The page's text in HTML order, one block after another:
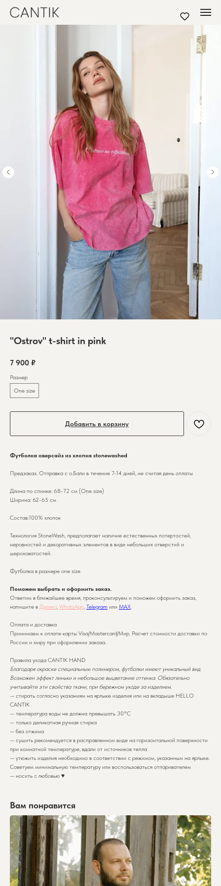
"Ostrov" t-shirt in pink
7 900 ₽
Размер
One size
Добавить в корзину
Футболка оверсайз из хлопка stonewashed
Предзаказ. Отправка с о.Бали в течение 7-14 дней, не считая день оплаты
Длина по спинке: 68-72 см (One size)
Ширина: 62-65 см
Состав:100% хлопок
Технология StoneWash, предполагает наличие естественных потертостей,
неровностей и декоративных элементов в виде небольших отверстий и
шероховатостей.
Футболка в размере one size
Поможем выбрать и оформить заказ.
Ответим в ближайшее время, проконсультируем и поможем оформить заказ,
напишите в Директ, WhatsApp, Telegram или MAX.
Оплата и доставка
Принимаем к оплате карты Visa/Mastercard/Мир. Расчет стоимости доставки по
России и миру при оформлении заказа.
Правила ухода CANTIK HAND
Благодаря окраске специальным полимером, футболки имеют уникальный вид.
Возможен эффект линьки и небольшое выцветание оттенка. Обязательно
учитывайте эти свойства ткани, при бережном уходе за изделием.
— стирать согласно указаниям на ярлыке изделия или на вкладыше HELLO
CANTIK
— температура воды не должна превышать 30°C
— только деликатная ручная стирка
— без отжима
— сушить рекомендуется в расправленном виде на горизонтальной поверхности
при комнатной температуре, вдали от источников тепла
— утюжить изделия необходимо в соответствии с режимом, указанным на ярлыке.
Советуем минимальную температуру или воспользоваться отпаривателем
— носить с любовью ♥️
Вам понравится